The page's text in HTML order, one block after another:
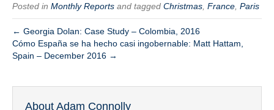
Posted in Monthly Reports and tagged Christmas France Paris
← Georgia Dolan: Case Study – Colombia, 2016
Cómo España se ha hecho casi ingobernable: Matt Hattam,
Spain – December 2016 →
About Adam Connolly